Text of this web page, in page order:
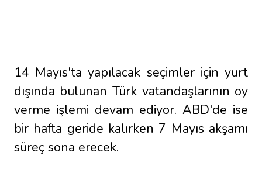
14 Mayıs'ta yapılacak seçimler için yurt
dışında bulunan Türk vatandaşlarının oy
verme işlemi devam ediyor. ABD'de ise
bir hafta geride kalırken 7 Mayıs akşamı
süreç sona erecek.